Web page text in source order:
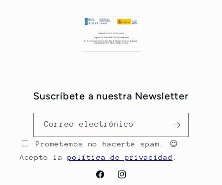
Suscríbete a nuestra Newsletter
Correo electrónico
Prometemos no hacerte spam. 😉
Acepto lapolítica de privacidad
FacebookInstagram